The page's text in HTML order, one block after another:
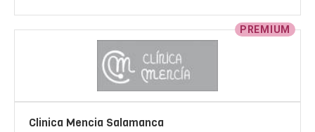
PREMIUM
Clinica Mencia Salamanca